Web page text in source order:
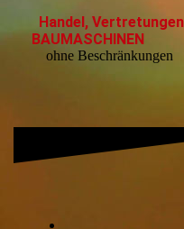
Handel, Vertretungen
BAUMASCHINEN
ohne Beschränkungen